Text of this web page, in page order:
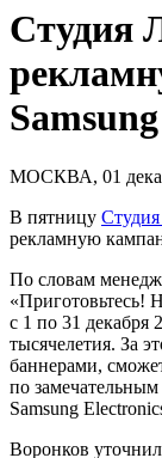
Студия
МОСКВА, 01
В пятницу
рекламную
По словам
«Приготовьтесь!
с 1 по 31 декабря
тысячелетия. За
баннерами,
по
Samsung
Воронков